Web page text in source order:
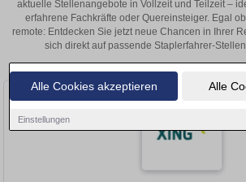
Alle Cookies akzeptieren Alle
Einstellungen
aktuelle Stellenangebote in Vollzeit und Teilzeit –
erfahrene Fachkräfte oder Quereinsteiger. Egal
remote: Entdecken Sie jetzt neue Chancen in Ihrer
sich direkt auf passende Staplerfahrer-